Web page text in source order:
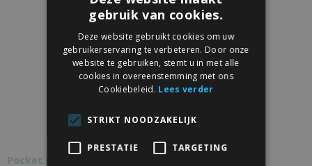
Pocket schuifdeursysteem inclusief deur
gebruik van cookies.
Deze website gebruikt cookies om uw
gebruikerservaring te verbeteren. Door onze
website te gebruiken, stemt u in met alle
cookies in overeenstemming met ons
Cookiebeleid. Lees verder
STRIKT NOODZAKELIJK
PRESTATIE TARGETING